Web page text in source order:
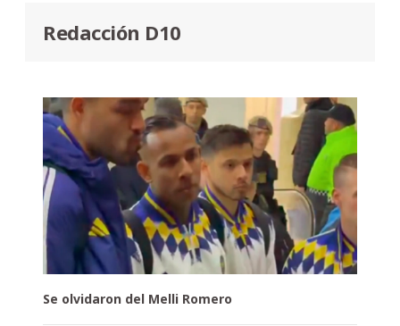
Redacción D10
Se olvidaron del Melli Romero